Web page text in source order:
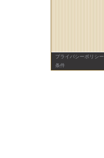
プライバシーポリシー
条件